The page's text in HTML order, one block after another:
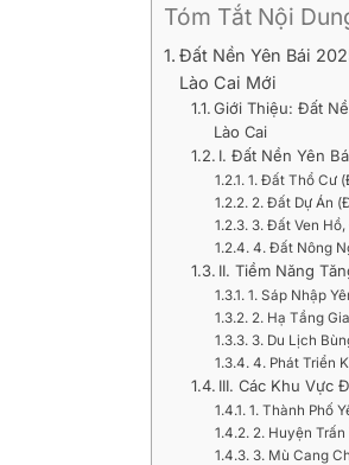
Tóm Tắt Nội
Đất Nền Yên Bái
Lào Cai Mới
Giới Thiệu: Đất
Lào Cai
I. Đất Nền Yên
1. Đất Thổ Cư
2. Đất Dự Án
3. Đất Ven
4. Đất Nông
II. Tiềm Năng
1. Sáp Nhập
2. Hạ Tầng
3. Du Lịch
4. Phát Triển
III. Các Khu Vực
1. Thành Phố
2. Huyện
3. Mù Cang